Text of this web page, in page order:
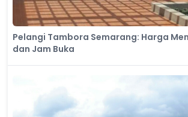
Pelangi Tambora Semarang: Harga
dan Jam Buka